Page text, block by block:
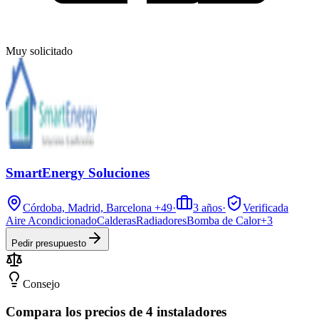
Muy solicitado
SmartEnergy Soluciones
Córdoba, Madrid, Barcelona +49· 3 años·
Verificada
Aire AcondicionadoCalderasRadiadoresBomba de Calor+3
Pedir presupuesto
Consejo
Compara los precios de 4 instaladores